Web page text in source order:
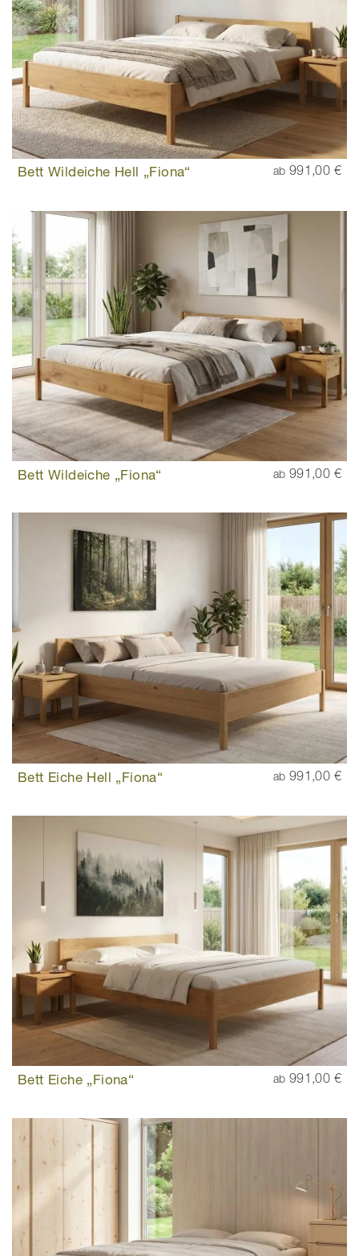
Bett Wildeiche Hell „Fiona“ ab 991,00 €
Bett Wildeiche „Fiona“ ab 991,00 €
Bett Eiche Hell „Fiona“ ab 991,00 €
Bett Eiche „Fiona“ ab 991,00 €